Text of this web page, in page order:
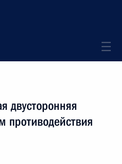
двусторонняя
противодействия